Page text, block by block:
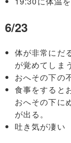
6/23
体が非常にだ
が覚めてしまう
おへその下の
食事をすると
おへその下に
が出る。
吐き気が凄い